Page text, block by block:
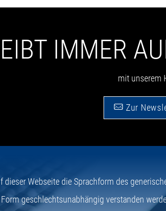
IMMER
mit unserem
Zur
dieser Webseite die Sprachform des
geschlechtsunabhängig verstanden